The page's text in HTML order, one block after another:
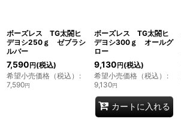
ボーズレス TG太閤ヒ
デヨシ250ｇ ゼブラシ
ルバー
7,590 円 (税込)
希望小売価格（税込） :
7,590円
ボーズレス TG太閤ヒ
デヨシ300ｇ オールグ
ロー
9,130 円(税込)
希望小売価格（税込） :
9,130円
カートに入れる